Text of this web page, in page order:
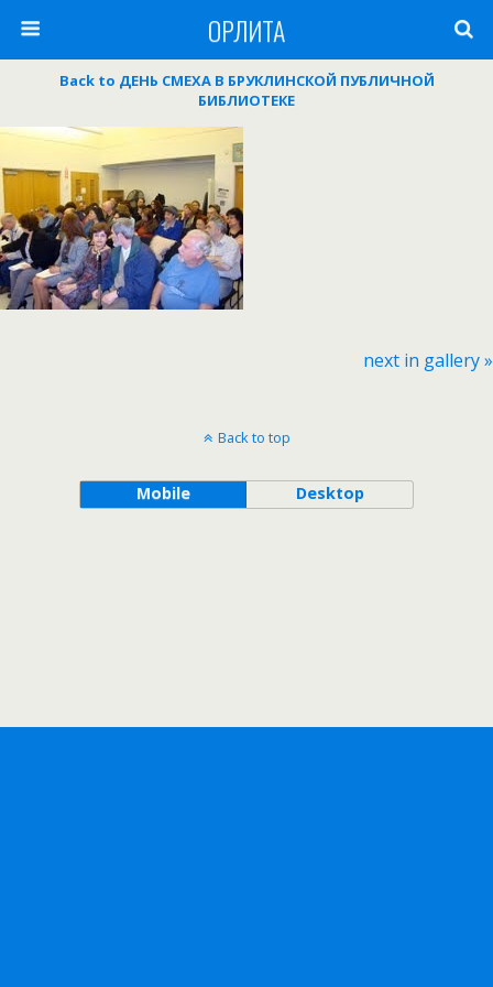
ОРЛИТА
Back to ДЕНЬ СМЕХА В БРУКЛИНСКОЙ ПУБЛИЧНОЙ
БИБЛИОТЕКЕ
next in gallery »
Back to top
Mobile Desktop